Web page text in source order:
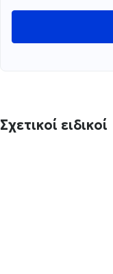
Σχετικοί ειδικοί